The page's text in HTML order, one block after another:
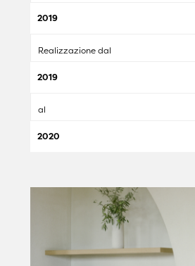
2019
Realizzazione dal
2019
al
2020